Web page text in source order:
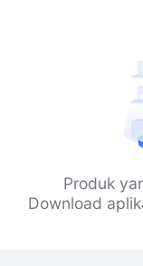
Produk
Download